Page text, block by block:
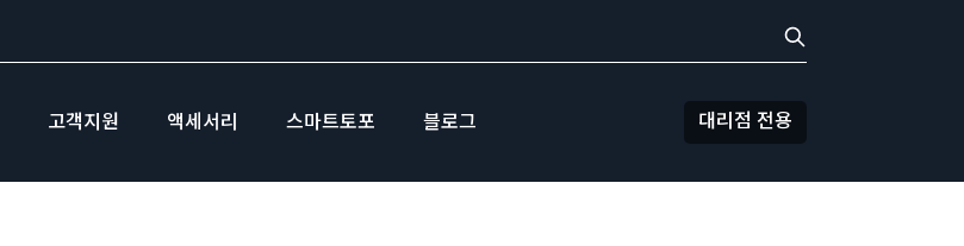
고객지원 액세서리 스마트토포 블로그 대리점 전용